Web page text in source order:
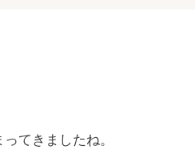
てきましたね。